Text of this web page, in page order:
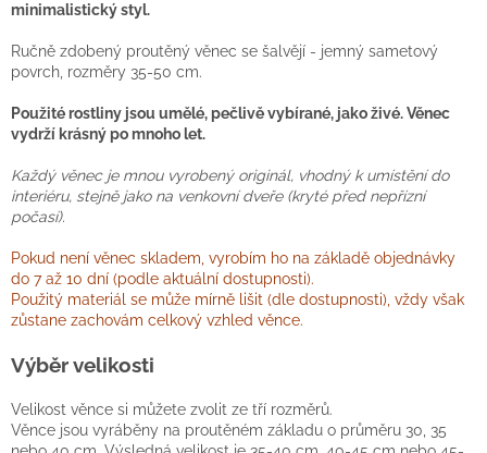
minimalistický styl.
Ručně zdobený proutěný věnec se šalvějí - jemný sametový
povrch, rozměry 35-50 cm.
Použité rostliny jsou umělé, pečlivě vybírané, jako živé. Věnec
vydrží krásný po mnoho let.
Každý věnec je mnou vyrobený originál, vhodný k umístění do
interiéru, stejně jako na venkovní dveře (kryté před nepřízní
počasí).
Pokud není věnec skladem, vyrobím ho na základě objednávky
do 7 až 10 dní (podle aktuální dostupnosti).
Použitý materiál se může mírně lišit (dle dostupnosti), vždy však
zůstane zachovám celkový vzhled věnce.
Výběr velikosti
Velikost věnce si můžete zvolit ze tří rozměrů.
Věnce jsou vyráběny na proutěném základu o průměru 30, 35